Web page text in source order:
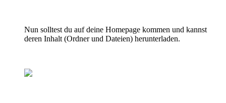
Nun solltest du auf deine Homepage kommen und kannst
deren Inhalt (Ordner und Dateien) herunterladen.